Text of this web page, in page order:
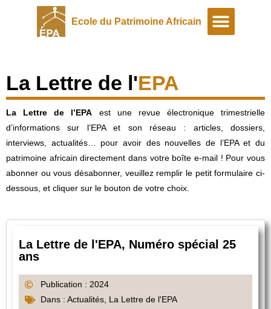
Ecole du Patrimoine Africain
La Lettre de l'EPA
La Lettre de l’EPA est une revue électronique trimestrielle
d’informations sur l’EPA et son réseau : articles, dossiers,
interviews, actualités… pour avoir des nouvelles de l’EPA et du
patrimoine africain directement dans votre boîte e-mail ! Pour vous
abonner ou vous désabonner, veuillez remplir le petit formulaire ci-
dessous, et cliquer sur le bouton de votre choix.
La Lettre de l'EPA, Numéro spécial 25
ans
Publication : 2024
Dans : Actualités La Lettre de l'EPA